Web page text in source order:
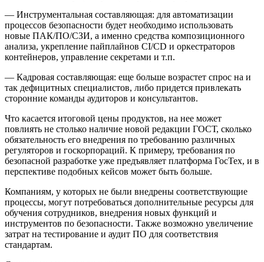
— Инструментальная составляющая: для автоматизации
процессов безопасности будет необходимо использовать
новые ПАК/ПО/СЗИ, а именно средства композиционного
анализа, укрепление пайплайнов CI/CD и оркестраторов
контейнеров, управление секретами и т.п.
— Кадровая составляющая: еще больше возрастет спрос на и
так дефицитных специалистов, либо придется привлекать
сторонние команды аудиторов и консультантов.
Что касается итоговой цены продуктов, на нее может
повлиять не столько наличие новой редакции ГОСТ, сколько
обязательность его внедрения по требованию различных
регуляторов и госкорпораций. К примеру, требования по
безопасной разработке уже предъявляет платформа ГосТех, и в
перспективе подобных кейсов может быть больше.
Компаниям, у которых не были внедрены соответствующие
процессы, могут потребоваться дополнительные ресурсы для
обучения сотрудников, внедрения новых функций и
инструментов по безопасности. Также возможно увеличение
затрат на тестирование и аудит ПО для соответствия
стандартам.